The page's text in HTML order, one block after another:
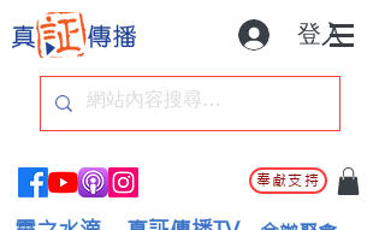
登入
奉獻支持